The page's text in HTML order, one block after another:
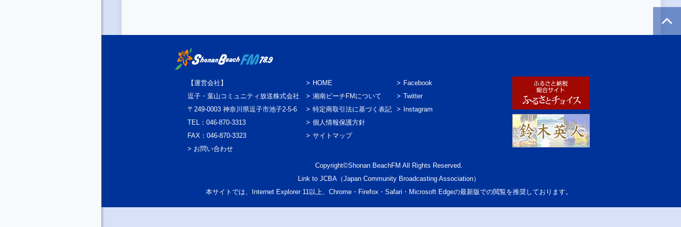
【運営会社】
逗子・葉山コミュニティ放送株式会社
〒249-0003 神奈川県逗子市池子2-5-6
TEL：046-870-3313
FAX：046-870-3323
> お問い合わせ
HOME
湘南ビーチFMについて
特定商取引法に基づく表記
個人情報保護方針
サイトマップ
Facebook
Twitter
Instagram
Copyright©Shonan BeachFM All Rights Reserved.
Link to JCBA（Japan Community Broadcasting Association）
本サイトでは、Internet Explorer 11以上、Chrome・Firefox・Safari・Microsoft Edgeの最新版での閲覧を推奨しております。